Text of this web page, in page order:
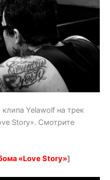
Yelawolf на трек
Story». Смотрите
«Love Story»]